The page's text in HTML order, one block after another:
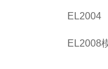
EL2004
EL2008